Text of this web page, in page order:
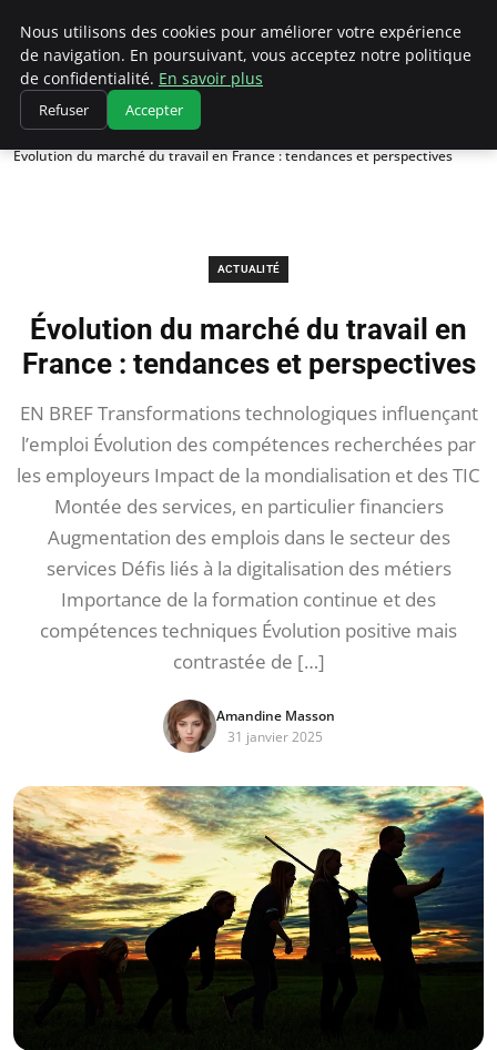
Chasseur De Tête
Accueil
Actualité
Évolution du marché du travail en France : tendances et perspectives
ACTUALITÉ
Évolution du marché du travail en
France : tendances et perspectives
EN BREF Transformations technologiques influençant
l’emploi Évolution des compétences recherchées par
les employeurs Impact de la mondialisation et des TIC
Montée des services, en particulier financiers
Augmentation des emplois dans le secteur des
services Défis liés à la digitalisation des métiers
Importance de la formation continue et des
compétences techniques Évolution positive mais
contrastée de […]
Amandine Masson
31 janvier 2025
Nous utilisons des cookies pour améliorer votre expérience
de navigation. En poursuivant, vous acceptez notre politique
de confidentialité. En savoir plus
Refuser Accepter